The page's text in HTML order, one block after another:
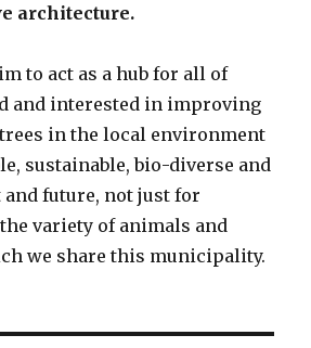
architecture.
to act as a hub for all of
and interested in improving
in the local environment
sustainable, bio-diverse and
future, not just for
variety of animals and
we share this municipality.